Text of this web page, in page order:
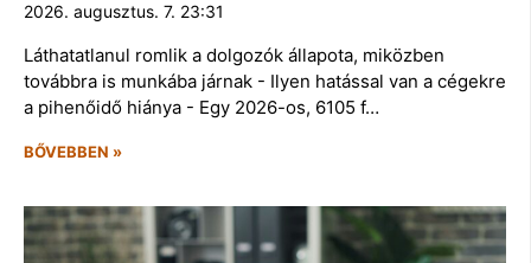
2026. augusztus. 7. 23:31
Láthatatlanul romlik a dolgozók állapota, miközben
továbbra is munkába járnak - Ilyen hatással van a cégekre
a pihenőidő hiánya - Egy 2026-os, 6105 f…
BŐVEBBEN »